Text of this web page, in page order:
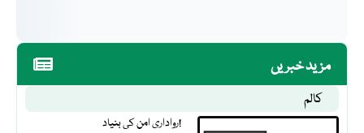
مزید خبریں
کالم
رواداری امن کی بنیاد!